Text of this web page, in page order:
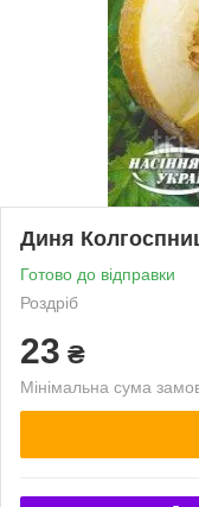
Диня
Готово до відправки
Роздріб
23 ₴
Мінімальна сума